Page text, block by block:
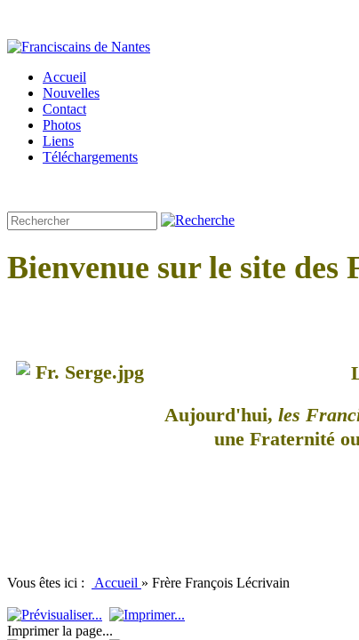
Accueil
Nouvelles
Contact
Photos
Liens
Téléchargements
Bienvenue sur le site des
Aujourd'hui, les
une Fraternité
Vous êtes ici : Accueil » Frère François Lécrivain
Imprimer la page...